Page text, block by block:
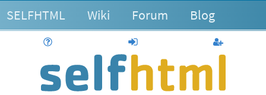
SELFHTML Wiki Forum Blog
anmelden